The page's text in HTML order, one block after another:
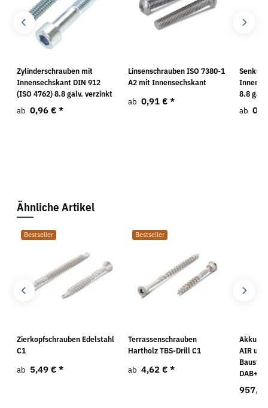
Zylinderschrauben mit
Innensechskant DIN 912
(ISO 4762) 8.8 galv. verzinkt
ab 0,96 € *
Linsenschrauben ISO 7380-1
A2 mit Innensechskant
ab 0,91 € *
8.8
ab
Ähnliche Artikel
Bestseller
Zierkopfschrauben Edelstahl
C1
ab 5,49 € *
Bestseller
Terrassenschrauben
Hartholz TBS-Drill C1
ab 4,62 € *
Akku-
AIR